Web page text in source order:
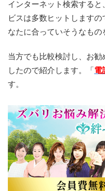
インターネット検索する
ビスは多数ヒットします
なたに合っていそうなもの
当方でも比較検討し、お勧
したので紹介します。「 電
す。